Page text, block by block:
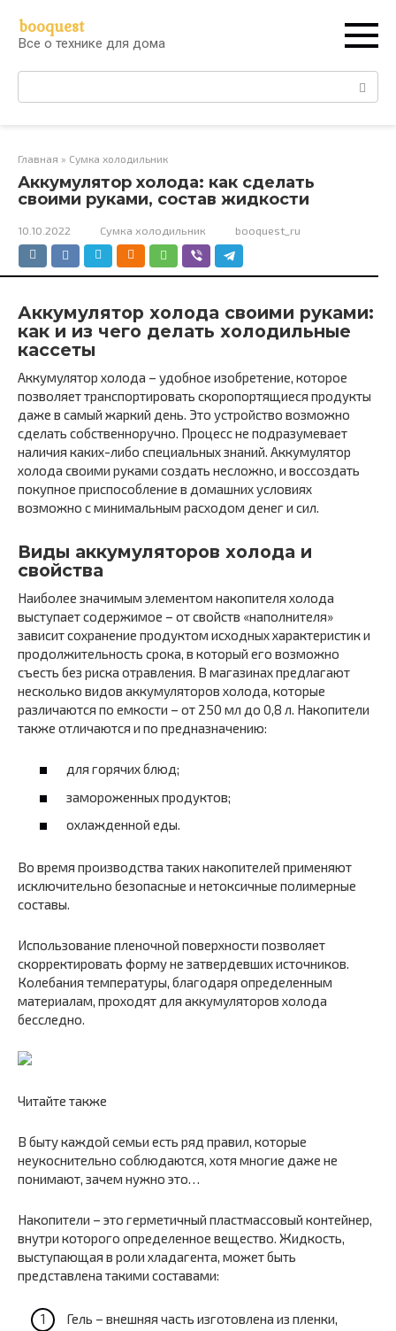
контенту
booquest
Все о технике для дома
Поиск:
Главная » Сумка холодильник
Аккумулятор холода: как сделать
своими руками, состав жидкости
10.10.2022 Сумка холодильник booquest_ru
Аккумулятор холода своими руками:
как и из чего делать холодильные
кассеты
Аккумулятор холода – удобное изобретение, которое
позволяет транспортировать скоропортящиеся продукты
даже в самый жаркий день. Это устройство возможно
сделать собственноручно. Процесс не подразумевает
наличия каких-либо специальных знаний. Аккумулятор
холода своими руками создать несложно, и воссоздать
покупное приспособление в домашних условиях
возможно с минимальным расходом денег и сил.
Виды аккумуляторов холода и
свойства
Наиболее значимым элементом накопителя холода
выступает содержимое – от свойств «наполнителя»
зависит сохранение продуктом исходных характеристик и
продолжительность срока, в который его возможно
съесть без риска отравления. В магазинах предлагают
несколько видов аккумуляторов холода, которые
различаются по емкости – от 250 мл до 0,8 л. Накопители
также отличаются и по предназначению:
для горячих блюд;
замороженных продуктов;
охлажденной еды.
Во время производства таких накопителей применяют
исключительно безопасные и нетоксичные полимерные
составы.
Использование пленочной поверхности позволяет
скорректировать форму не затвердевших источников.
Колебания температуры, благодаря определенным
материалам, проходят для аккумуляторов холода
бесследно.
Читайте также
В быту каждой семьи есть ряд правил, которые
неукоснительно соблюдаются, хотя многие даже не
понимают, зачем нужно это…
Накопители – это герметичный пластмассовый контейнер,
внутри которого определенное вещество. Жидкость,
выступающая в роли хладагента, может быть
представлена такими составами:
Гель – внешняя часть изготовлена из пленки,